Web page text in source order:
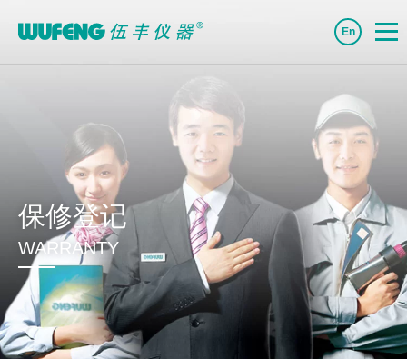
En
保修登记
WARRANTY